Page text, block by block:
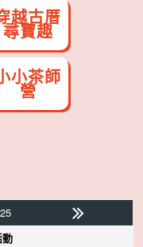
越古厝
尋寶趣
小茶師
營